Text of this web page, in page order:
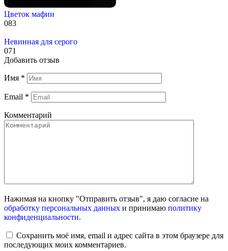
Цветок мафии
083
Невинная для серого
071
Добавить отзыв
Имя *
Email *
Комментарий
Нажимая на кнопку "Отправить отзыв", я даю согласие на
обработку персональных данных и принимаю политику
конфиденциальности.
Сохранить моё имя, email и адрес сайта в этом браузере для
последующих моих комментариев.